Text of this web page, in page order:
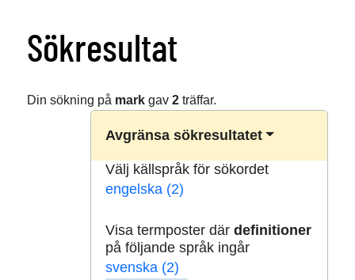
Sökresultat
Din sökning på markgav 2träffar.
Avgränsa sökresultatet
Välj källspråk för sökordet
engelska (2)
Visa termposter där definitioner
på följande språk ingår
svenska (2)